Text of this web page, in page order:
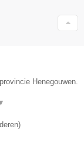
Henegouwen.
)